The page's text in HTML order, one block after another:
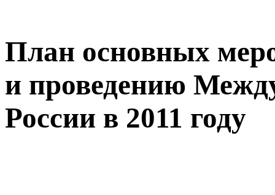
План основных
и проведению
России в 2011 году